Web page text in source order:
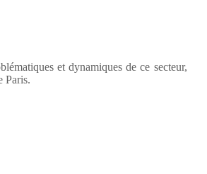
et dynamiques de ce secteur,
Paris.